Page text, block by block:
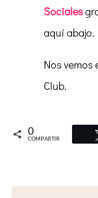
Sociales
aquí abajo.
Nos vemos
Club.
0
COMPARTIR